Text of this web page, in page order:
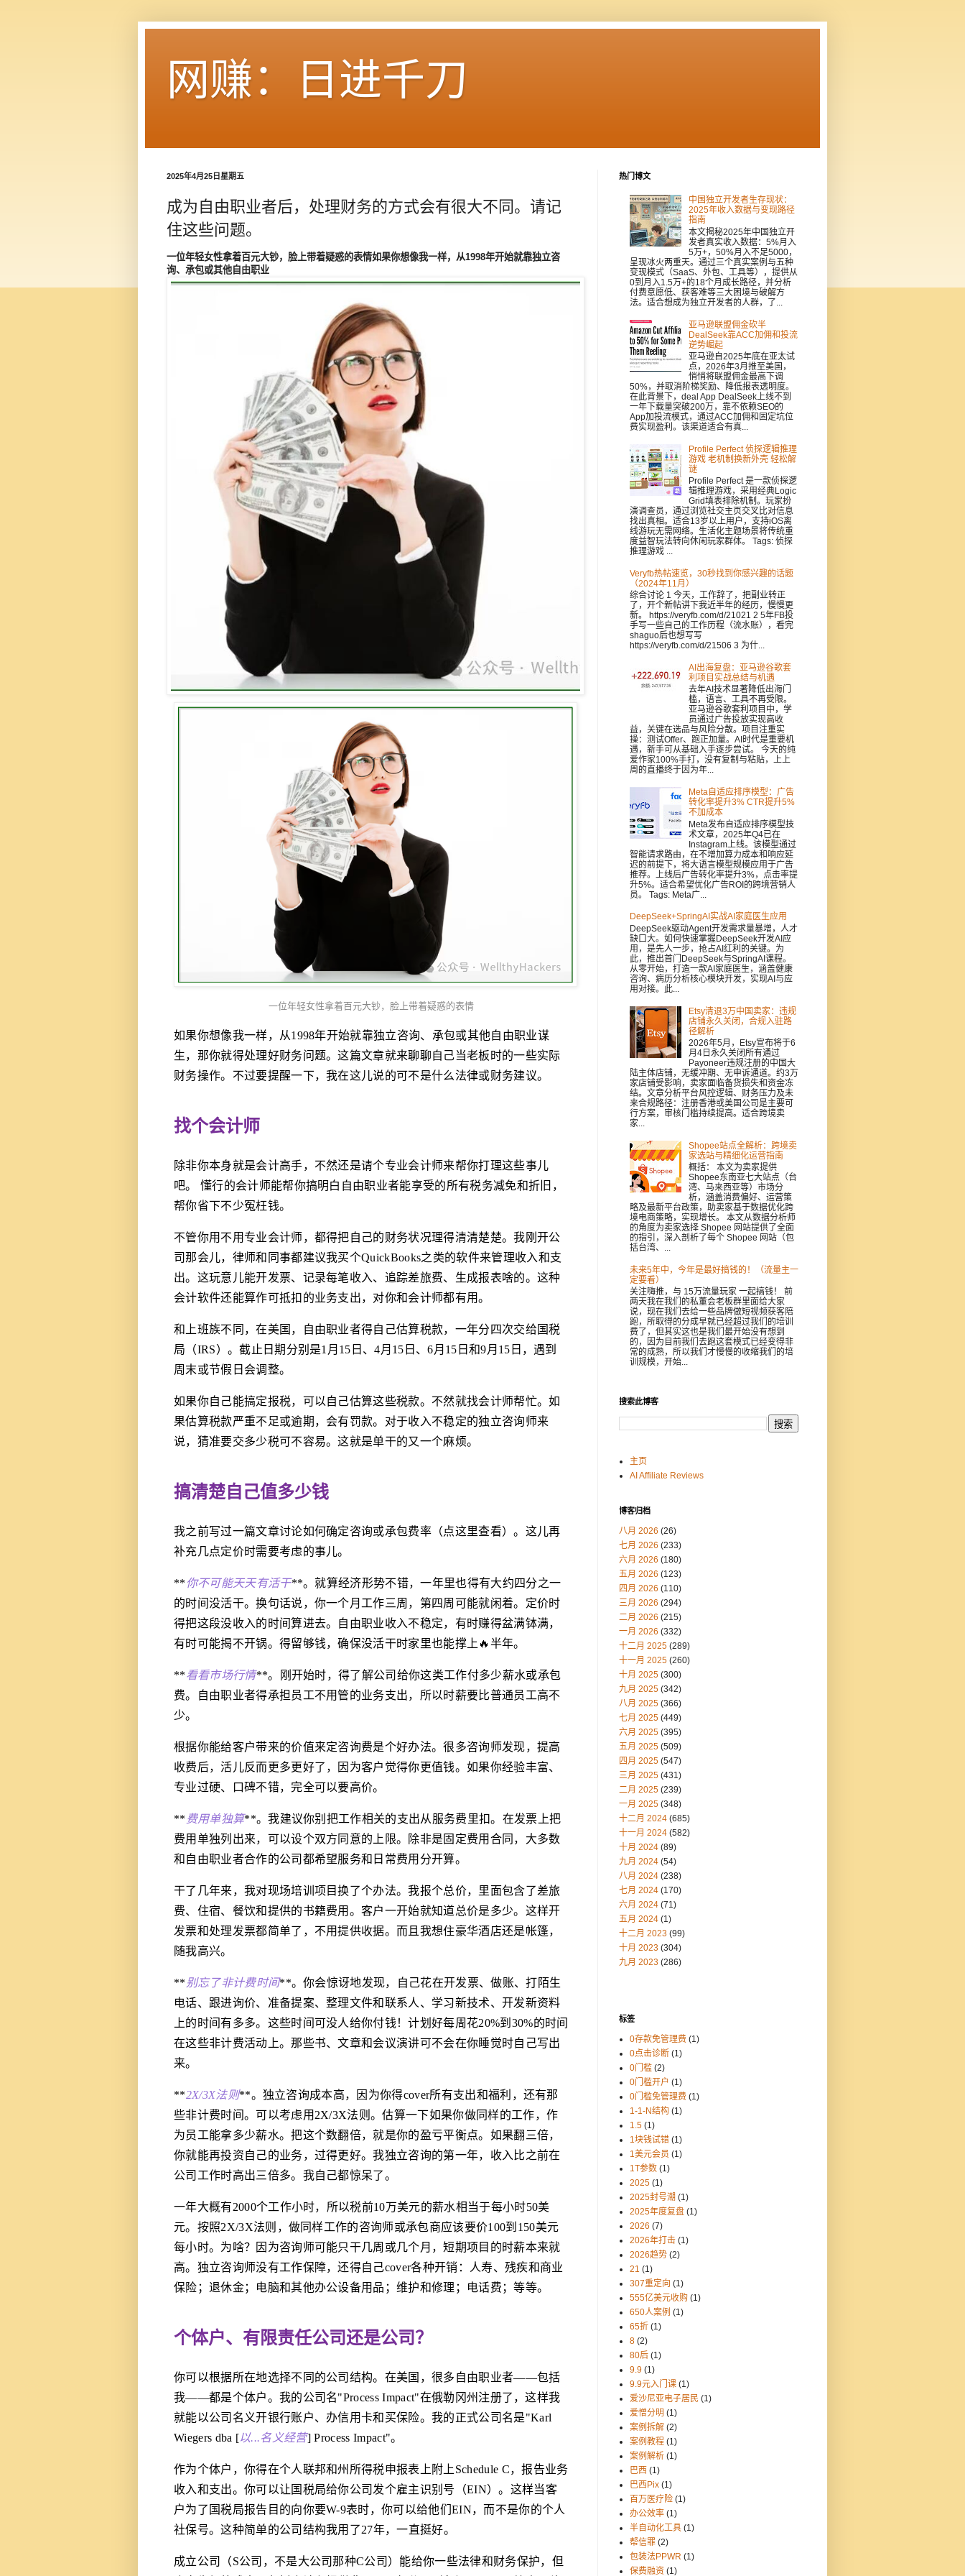
网赚：日进千刀
2025年4月25日星期五
成为自由职业者后，处理财务的方式会有很大不同。请记
住这些问题。
一位年轻女性拿着百元大钞，脸上带着疑惑的表情如果你想像我一样，从1998年开始就靠独立咨
询、承包或其他自由职业
一位年轻女性拿着百元大钞，脸上带着疑惑的表情
如果你想像我一样，从1998年开始就靠独立咨询、承包或其他自由职业谋
生，那你就得处理好财务问题。这篇文章就来聊聊自己当老板时的一些实际
财务操作。不过要提醒一下，我在这儿说的可不是什么法律或财务建议。
找个会计师
除非你本身就是会计高手，不然还是请个专业会计师来帮你打理这些事儿
吧。 懂行的会计师能帮你搞明白自由职业者能享受的所有税务减免和折旧，
帮你省下不少冤枉钱。
不管你用不用专业会计师，都得把自己的财务状况理得清清楚楚。我刚开公
司那会儿，律师和同事都建议我买个QuickBooks之类的软件来管理收入和支
出。这玩意儿能开发票、记录每笔收入、追踪差旅费、生成报表啥的。这种
会计软件还能算作可抵扣的业务支出，对你和会计师都有用。
和上班族不同，在美国，自由职业者得自己估算税款，一年分四次交给国税
局（IRS）。截止日期分别是1月15日、4月15日、6月15日和9月15日，遇到
周末或节假日会调整。
如果你自己能搞定报税，可以自己估算这些税款。不然就找会计师帮忙。如
果估算税款严重不足或逾期，会有罚款。对于收入不稳定的独立咨询师来
说，猜准要交多少税可不容易。这就是单干的又一个麻烦。
搞清楚自己值多少钱
我之前写过一篇文章讨论如何确定咨询或承包费率（点这里查看）。这儿再
补充几点定价时需要考虑的事儿。
** 你不可能天天有活干**。就算经济形势不错，一年里也得有大约四分之一
的时间没活干。换句话说，你一个月工作三周，第四周可能就闲着。定价时
得把这段没收入的时间算进去。自由职业收入不稳定，有时赚得盆满钵满，
有时可能揭不开锅。得留够钱，确保没活干时家里也能撑上🔥半年。
**看看市场行情**。刚开始时，得了解公司给你这类工作付多少薪水或承包
费。自由职业者得承担员工不用管的业务支出，所以时薪要比普通员工高不
少。
根据你能给客户带来的价值来定咨询费是个好办法。很多咨询师发现，提高
收费后，活儿反而更多更好了，因为客户觉得你更值钱。如果你经验丰富、
专业过硬、口碑不错，完全可以要高价。
** 费用单独算**。我建议你别把工作相关的支出从服务费里扣。在发票上把
费用单独列出来，可以设个双方同意的上限。除非是固定费用合同，大多数
和自由职业者合作的公司都希望服务和日常费用分开算。
干了几年来，我对现场培训项目换了个办法。我报个总价，里面包含了差旅
费、住宿、餐饮和提供的书籍费用。客户一开始就知道总价是多少。这样开
发票和处理发票都简单了，不用提供收据。而且我想住豪华酒店还是帐篷，
随我高兴。
** 别忘了非计费时间**。你会惊讶地发现，自己花在开发票、做账、打陌生
电话、跟进询价、准备提案、整理文件和联系人、学习新技术、开发新资料
上的时间有多多。这些时间可没人给你付钱！计划好每周花20%到30%的时间
在这些非计费活动上。那些书、文章和会议演讲可不会在你睡觉时自己写出
来。
**2X/3X法则**。独立咨询成本高，因为你得cover所有支出和福利，还有那
些非计费时间。可以考虑用2X/3X法则。估算一下如果你做同样的工作，作
为员工能拿多少薪水。把这个数翻倍，就是你的盈亏平衡点。如果翻三倍，
你就能再投资自己的业务，过得更好。我独立咨询的第一年，收入比之前在
公司工作时高出三倍多。我自己都惊呆了。
一年大概有2000个工作小时，所以税前10万美元的薪水相当于每小时50美
元。按照2X/3X法则，做同样工作的咨询师或承包商应该要价100到150美元
每小时。为啥？因为咨询师可能只干几周或几个月，短期项目的时薪本来就
高。独立咨询师没有工作保障，还得自己cover各种开销：人寿、残疾和商业
保险；退休金；电脑和其他办公设备用品；维护和修理；电话费；等等。
个体户、有限责任公司还是公司？
你可以根据所在地选择不同的公司结构。在美国，很多自由职业者——包括
我——都是个体户。我的公司名"Process Impact"在俄勒冈州注册了，这样我
就能以公司名义开银行账户、办信用卡和买保险。我的正式公司名是"Karl
Wiegers dba [以...名义经营] Process Impact"。
作为个体户，你得在个人联邦和州所得税申报表上附上Schedule C，报告业务
收入和支出。你可以让国税局给你公司发个雇主识别号（EIN）。这样当客
户为了国税局报告目的向你要W-9表时，你可以给他们EIN，而不是你的个人
社保号。这种简单的公司结构我用了27年，一直挺好。
成立公司（S公司，不是大公司那种C公司）能给你一些法律和财务保护，但
热门博文
中国独立开发者生存现状：
2025年收入数据与变现路径
指南
本文揭秘2025年中国独立开
发者真实收入数据：5%月入
5万+，50%月入不足5000，
呈现冰火两重天。通过三个真实案例与五种
变现模式（SaaS、外包、工具等），提供从
0到月入1.5万+的18个月成长路径，并分析
付费意愿低、获客难等三大困境与破解方
法。适合想成为独立开发者的人群，了...
亚马逊联盟佣金砍半
DealSeek靠ACC加佣和投流
逆势崛起
亚马逊自2025年底在亚太试
点，2026年3月推至美国，
悄悄将联盟佣金最高下调
50%，并取消阶梯奖励、降低报表透明度。
在此背景下，deal App DealSeek上线不到
一年下载量突破200万，靠不依赖SEO的
App加投流模式，通过ACC加佣和固定坑位
费实现盈利。该渠道适合有真...
Profile Perfect 侦探逻辑推理
游戏 老机制换新外壳 轻松解
谜
Profile Perfect 是一款侦探逻
辑推理游戏，采用经典Logic
Grid填表排除机制。玩家扮
演调查员，通过浏览社交主页交叉比对信息
找出真相。适合13岁以上用户，支持iOS离
线游玩无需网络。生活化主题场景将传统重
度益智玩法转向休闲玩家群体。 Tags: 侦探
推理游戏 ...
Veryfb热帖速览，30秒找到你感兴趣的话题
（2024年11月）
综合讨论 1 今天，工作辞了，把副业转正
了，开个新帖讲下我近半年的经历，慢慢更
新。 https://veryfb.com/d/21021 2 5年FB投
手写一些自己的工作历程（流水账），看完
shaguo后也想写写
https://veryfb.com/d/21506 3 为什...
AI出海复盘：亚马逊谷歌套
利项目实战总结与机遇
去年AI技术显著降低出海门
槛，语言、工具不再受限。
亚马逊谷歌套利项目中，学
员通过广告投放实现高收
益，关键在选品与风险分散。项目注重实
操：测试Offer、跑正加量。AI时代是重要机
遇，新手可从基础入手逐步尝试。 今天的纯
爱作家100%手打，没有复制与粘贴，上上
周的直播终于因为年...
Meta自适应排序模型：广告
转化率提升3% CTR提升5%
不加成本
Meta发布自适应排序模型技
术文章，2025年Q4已在
Instagram上线。该模型通过
智能请求路由，在不增加算力成本和响应延
迟的前提下，将大语言模型规模应用于广告
推荐。上线后广告转化率提升3%，点击率提
升5%。适合希望优化广告ROI的跨境营销人
员。 Tags: Meta广...
DeepSeek+SpringAI实战AI家庭医生应用
DeepSeek驱动Agent开发需求量暴增，人才
缺口大。如何快速掌握DeepSeek开发AI应
用，是先人一步，抢占AI红利的关键。为
此，推出首门DeepSeek与SpringAI课程。
从零开始，打造一款AI家庭医生，涵盖健康
咨询、病历分析核心模块开发，实现AI与应
用对接。此...
Etsy清退3万中国卖家：违规
店铺永久关闭，合规入驻路
径解析
2026年5月，Etsy宣布将于6
月4日永久关闭所有通过
Payoneer违规注册的中国大
陆主体店铺，无缓冲期、无申诉通道。约3万
家店铺受影响，卖家面临备货损失和资金冻
结。文章分析平台风控逻辑、财务压力及未
来合规路径：注册香港或美国公司是主要可
行方案，审核门槛持续提高。适合跨境卖
家...
Shopee站点全解析：跨境卖
家选站与精细化运营指南
概括： 本文为卖家提供
Shopee东南亚七大站点（台
湾、马来西亚等）市场分
析，涵盖消费偏好、运营策
略及最新平台政策，助卖家基于数据优化跨
境电商策略，实现增长。 本文从数据分析师
的角度为卖家选择 Shopee 网站提供了全面
的指引，深入剖析了每个 Shopee 网站（包
括台湾、...
未来5年中，今年是最好搞钱的！（流量主一
定要看）
关注嗨推，与 15万流量玩家 一起搞钱！ 前
两天我在我们的私董会老板群里面给大家
说，现在我们去给一些品牌做短视频获客陪
跑，所取得的分成早就已经超过我们的培训
费了，但其实这也是我们最开始没有想到
的，因为目前我们去跑这套模式已经变得非
常的成熟，所以我们才慢慢的收缩我们的培
训规模，开始...
搜索此博客
主页
AI Affiliate Reviews
博客归档
八月 2026 (26)
七月 2026 (233)
六月 2026 (180)
五月 2026 (123)
四月 2026 (110)
三月 2026 (294)
二月 2026 (215)
一月 2026 (332)
十二月 2025 (289)
十一月 2025 (260)
十月 2025 (300)
九月 2025 (342)
八月 2025 (366)
七月 2025 (449)
六月 2025 (395)
五月 2025 (509)
四月 2025 (547)
三月 2025 (431)
二月 2025 (239)
一月 2025 (348)
十二月 2024 (685)
十一月 2024 (582)
十月 2024 (89)
九月 2024 (54)
八月 2024 (238)
七月 2024 (170)
六月 2024 (71)
五月 2024 (1)
十二月 2023 (99)
十月 2023 (304)
九月 2023 (286)
标签
0存款免管理费 (1)
0点击诊断 (1)
0门槛 (2)
0门槛开户 (1)
0门槛免管理费 (1)
1-1-N结构 (1)
1.5 (1)
1块钱试错 (1)
1美元会员 (1)
1T参数 (1)
2025 (1)
2025封号潮 (1)
2025年度复盘 (1)
2026 (7)
2026年打击 (1)
2026趋势 (2)
21 (1)
307重定向 (1)
555亿美元收购 (1)
650人案例 (1)
65折 (1)
8 (2)
80后 (1)
9.9 (1)
9.9元入门课 (1)
爱沙尼亚电子居民 (1)
爱憎分明 (1)
案例拆解 (2)
案例教程 (1)
案例解析 (1)
巴西 (1)
巴西Pix (1)
百万医疗险 (1)
办公效率 (1)
半自动化工具 (1)
帮信罪 (2)
包装法PPWR (1)
保费融资 (1)